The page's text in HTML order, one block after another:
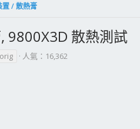
置 / 散熱膏
9800X3D 散熱測試
人氣：16,362